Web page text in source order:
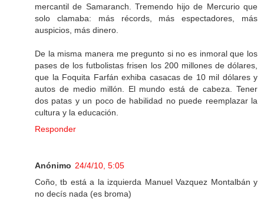
mercantil de Samaranch. Tremendo hijo de Mercurio que
solo clamaba: más récords, más espectadores, más
auspicios, más dinero.
De la misma manera me pregunto si no es inmoral que los
pases de los futbolistas frisen los 200 millones de dólares,
que la Foquita Farfán exhiba casacas de 10 mil dólares y
autos de medio millón. El mundo está de cabeza. Tener
dos patas y un poco de habilidad no puede reemplazar la
cultura y la educación.
Responder
Anónimo 24/4/10, 5:05
Coño, tb está a la izquierda Manuel Vazquez Montalbán y
no decís nada (es broma)